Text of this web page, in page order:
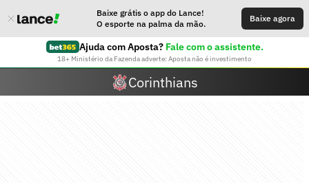
Baixe grátis o app do Lance!
O esporte na palma da mão.
Baixe agora
Ajuda com Aposta? Fale com o assistente.
18+ Ministério da Fazenda adverte: Aposta não é investimento
Corinthians